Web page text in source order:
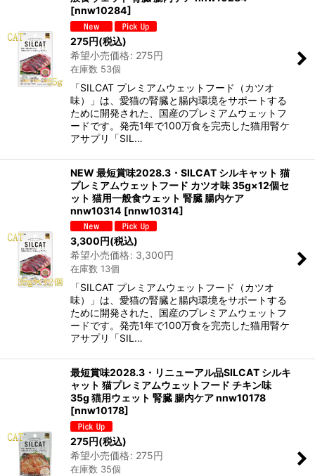
[nnw10284]
275円(税込)
希望小売価格: 275円
在庫数 53個
「SILCAT プレミアムウェットフード（カツオ
味）」は、愛猫の腎臓と腸内環境をサポートする
ために開発された、国産のプレミアムウェットフ
ードです。発売1年で100万食を完売した猫用腎ケ
アサプリ「SIL…
NEW 最短賞味2028.3・SILCAT シルキャット 猫
プレミアムウェットフード カツオ味 35g×12個セ
ット 猫用一般食ウェット 腎臓 腸内ケア
nnw10314 [nnw10314]
3,300 円(税込)
希望小売価格: 3,300円
在庫数 13個
「SILCAT プレミアムウェットフード（カツオ
味）」は、愛猫の腎臓と腸内環境をサポートする
ために開発された、国産のプレミアムウェットフ
ードです。発売1年で100万食を完売した猫用腎ケ
アサプリ「SIL…
最短賞味2028.3・リニューアル品SILCAT シルキ
ャット 猫プレミアムウェットフード チキン味
35g 猫用ウェット 腎臓 腸内ケア nnw10178
[nnw10178]
275円(税込)
希望小売価格: 275円
在庫数 35個